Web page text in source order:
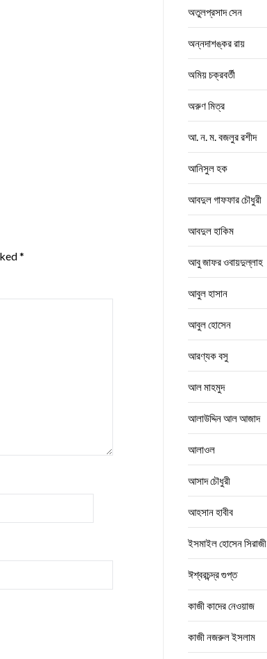
*
অতুলপ্রসাদ সেন
অন্নদাশঙ্কর রায়
অমিয় চক্রবর্তী
অরুণ মিত্র
আ. ন. ম. বজলুর রশীদ
আনিসুল হক
আবদুল গাফফার চৌধুরী
আবদুল হাকিম
আবু জাফর ওবায়দুল্লাহ
আবুল হাসান
আবুল হোসেন
আরণ্যক বসু
আল মাহমুদ
আলাউদ্দিন আল আজাদ
আলাওল
আসাদ চৌধুরী
আহসান হাবীব
ইসমাইল হোসেন সিরাজী
ঈশ্বরচন্দ্র গুপ্ত
কাজী কাদের নেওয়াজ
কাজী নজরুল ইসলাম